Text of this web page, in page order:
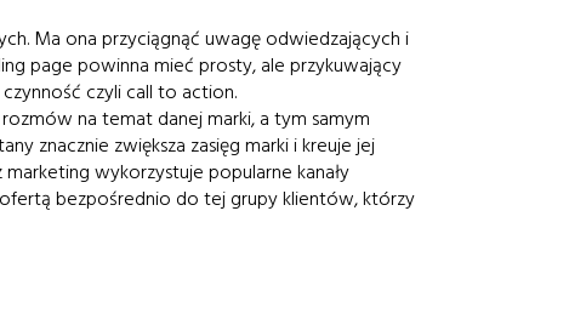
Ma ona przyciągnąć uwagę odwiedzających i
page powinna mieć prosty, ale przykuwający
czyli call to action.
na temat danej marki, a tym samym
znacznie zwiększa zasięg marki i kreuje jej
wykorzystuje popularne kanały
ofertą bezpośrednio do tej grupy klientów, którzy